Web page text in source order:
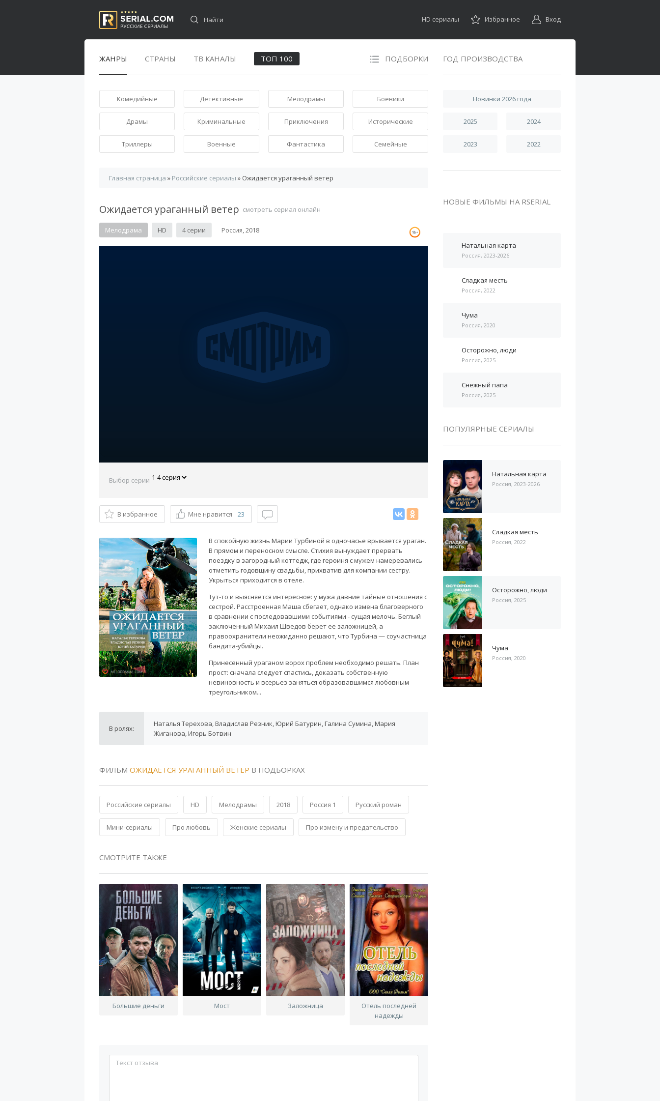
HD сериалы Избранное Вход
ЖАНРЫ СТРАНЫ ТВ КАНАЛЫ ПОДБОРКИ
ТОП 100
Комедийные Детективные Мелодрамы Боевики
Драмы Криминальные Приключения Исторические
Триллеры Военные Фантастика Семейные
Главная страница » Российские сериалы » Ожидается ураганный ветер
Ожидается ураганный ветер смотреть сериал онлайн
Мелодрама HD 4 серии Россия, 2018
Выбор серии
В избранное Мне нравится 23
В спокойную жизнь Марии Турбиной в одночасье врывается ураган.
В прямом и переносном смысле. Стихия вынуждает прервать
поездку в загородный коттедж, где героиня с мужем намеревались
отметить годовщину свадьбы, прихватив для компании сестру.
Укрыться приходится в отеле.
Тут-то и выясняется интересное: у мужа давние тайные отношения с
сестрой. Расстроенная Маша сбегает, однако измена благоверного
в сравнении с последовавшими событиями - сущая мелочь. Беглый
заключенный Михаил Шведов берет ее заложницей, а
правоохранители неожиданно решают, что Турбина — соучастница
бандита-убийцы.
Принесенный ураганом ворох проблем необходимо решать. План
прост: сначала следует спастись, доказать собственную
невиновность и всерьез заняться образовавшимся любовным
треугольником...
В ролях:
Наталья Терехова, Владислав Резник, Юрий Батурин, Галина Сумина, Мария
Жиганова, Игорь Ботвин
ФИЛЬМ ОЖИДАЕТСЯ УРАГАННЫЙ ВЕТЕР В ПОДБОРКАХ
Российские сериалы HD Мелодрамы 2018 Россия 1 Русский роман
Мини-сериалы Про любовь Женские сериалы Про измену и предательство
СМОТРИТЕ ТАКЖЕ
Большие деньги Мост Заложница
Отель последней
надежды
ГОД ПРОИЗВОДСТВА
Новинки 2026 года
2025 2024
2023 2022
НОВЫЕ ФИЛЬМЫ НА RSERIAL
Натальная карта
Россия, 2023-2026
Сладкая месть
Россия, 2022
Чума
Россия, 2020
Осторожно, люди
Россия, 2025
Снежный папа
Россия, 2025
ПОПУЛЯРНЫЕ СЕРИАЛЫ
Натальная карта
Россия, 2023-2026
Сладкая месть
Россия, 2022
Осторожно, люди
Россия, 2025
Чума
Россия, 2020